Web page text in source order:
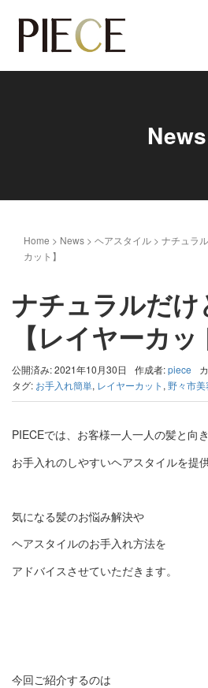
News
Home > News > ヘアスタイル > ナチュラ
カット】
ナチュラルだ
【レイヤーカッ
公開済み: 2021年10月30日 作成者:piece
タグ: お手入れ簡単, レイヤーカット , 野々市美
PIECEでは、お客様一人一人の髪と向
お手入れのしやすいヘアスタイルを提
気になる髪のお悩み解決や
ヘアスタイルのお手入れ方法を
アドバイスさせていただきます。
今回ご紹介するのは